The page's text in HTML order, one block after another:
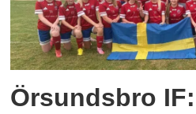
Örsundsbro